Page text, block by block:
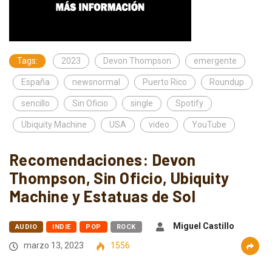
Tags: 2023 Devon Thompson emergente
España newsnormal Puerto Rico Roundup
sencillo Sin Oficio single Spotify
Ubiquity Machine USA video YouTube
Recomendaciones: Devon
Thompson, Sin Oficio, Ubiquity
Machine y Estatuas de Sol
AUDIO INDIE POP ROCK
Miguel Castillo
marzo 13, 2023
1556